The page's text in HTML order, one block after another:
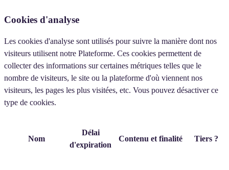
Cookies d'analyse
Les cookies d'analyse sont utilisés pour suivre la manière dont nos
visiteurs utilisent notre Plateforme. Ces cookies permettent de
collecter des informations sur certaines métriques telles que le
nombre de visiteurs, le site ou la plateforme d'où viennent nos
visiteurs, les pages les plus visitées, etc. Vous pouvez désactiver ce
type de cookies.
Nom
Délai
d'expiration
Contenu et finalité Tiers ?